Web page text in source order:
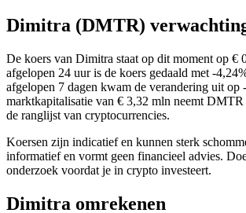
Dimitra (DMTR)
De koers van Dimitra staat op dit moment op €
afgelopen 24 uur is de koers gedaald met -
afgelopen 7 dagen kwam de verandering uit op
marktkapitalisatie van € 3,32 mln neemt
de ranglijst van cryptocurrencies.
Koersen zijn indicatief en kunnen sterk
informatief en vormt geen financieel advies.
onderzoek voordat je in crypto investeert.
Dimitra omrekenen